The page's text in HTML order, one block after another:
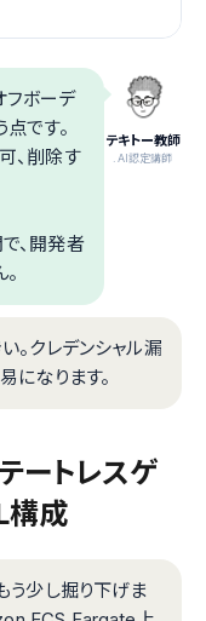
テキトー教師
.AI認定講師
フボーデ
です。
、削除す
、開発者
。クレデンシャル漏
になります。
ートレスゲ
構成
う少し掘り下げま